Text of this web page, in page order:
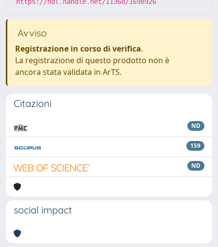
Avviso
Registrazione in corso di verifica.
La registrazione di questo prodotto non è
ancora stata validata in ArTS.
Citazioni
ND
159
ND
social impact